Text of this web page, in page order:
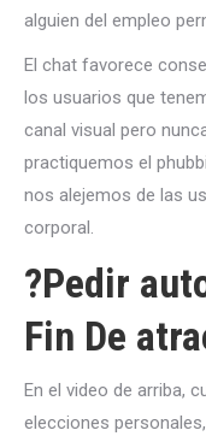
alguien del empleo
El chat favorece
los usuarios que
canal visual pero
practiquemos el
nos alejemos de las
corporal.
?Pedir
Fin De
En el video de arriba,
elecciones